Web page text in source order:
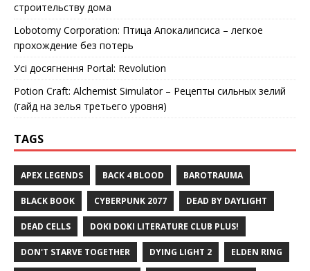
строительству дома
Lobotomy Corporation: Птица Апокалипсиса – легкое
прохождение без потерь
Усі досягнення Portal: Revolution
Potion Craft: Alchemist Simulator – Рецепты сильных зелий
(гайд на зелья третьего уровня)
TAGS
APEX LEGENDS BACK 4 BLOOD BAROTRAUMA
BLACK BOOK CYBERPUNK 2077 DEAD BY DAYLIGHT
DEAD CELLS DOKI DOKI LITERATURE CLUB PLUS!
DON'T STARVE TOGETHER DYING LIGHT 2 ELDEN RING